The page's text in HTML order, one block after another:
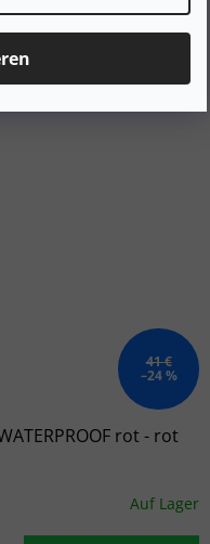
Grundausstattung.
41 €
–24 %
rot - rot
Auf Lager